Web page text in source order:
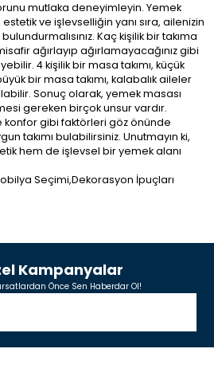
mutlaka deneyimleyin. Yemek
estetik ve işlevselliğin yanı sıra, ailenizin
Kaç kişilik bir takıma
ağırlayıp ağırlamayacağınız gibi
4 kişilik bir masa takımı, küçük
bir masa takımı, kalabalık aileler
Sonuç olarak, yemek masası
gereken birçok unsur vardır.
konfor gibi faktörleri göz önünde
takımı bulabilirsiniz. Unutmayın ki,
hem de işlevsel bir yemek alanı
Seçimi,Dekorasyon İpuçları
Kampanyalar
Önce Sen Haberdar Ol!